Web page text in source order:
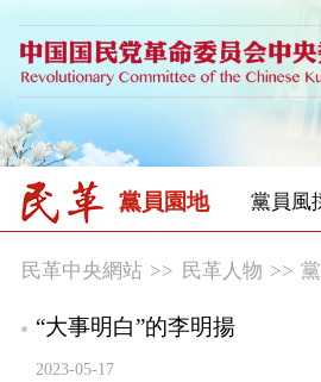
黨員園地 黨員風
民革中央網站 >> 民革人物 >>
“大事明白”的李明揚
2023-05-17